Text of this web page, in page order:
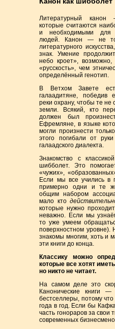
Литературный
которые считаются
и необходимыми для
людей. Канон — не
литературного
знак. Умение
небо кроет»,
«русскость», чем
определённый генотип.
В Ветхом Завете
галаадитяне, победив
реки охрану, чтобы те не
земли. Всякий, кто
должен был
Ефремляне, в языке
могли произнести
этого погибали от
галаадского диалекта.
Знакомство с
шибболет. Это
«чужих»,
Если мы все учились в
примерно одни и те
общим набором
мало кто
которые нужно
неважно. Если мы
то уже умеем
поверхностном уровне).
знакомы многим, хоть и
эти книги до конца.
Классику можно
которые все хотят
но никто не читает.
На самом деле это
Канонические книги
бестселлеры, потому
года в год. Если бы
часть гонораров за свои
современных